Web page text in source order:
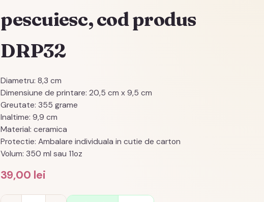
pescuiesc, cod produs
DRP32
Diametru: 8,3 cm
Dimensiune de printare: 20,5 cm x 9,5 cm
Greutate: 355 grame
Inaltime: 9,9 cm
Material: ceramica
Protectie: Ambalare individuala in cutie de carton
Volum: 350 ml sau 11oz
39,00 lei